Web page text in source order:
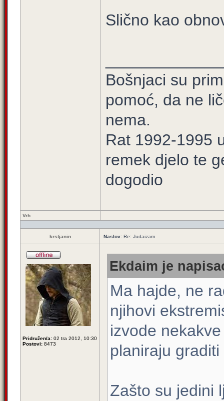
Slično kao
Bošnjaci su
pomoć, da ne
nema.
Rat 1992-1995
remek djelo te
dogodio
Vrh
krstjanin Naslov: Re: Judaizam
Pridružen/a: 02 tra 2012, 10:30
Postovi: 8473
Ekdaim je
Ma hajde, ne
njihovi
izvode
planiraju
Zašto su jedini